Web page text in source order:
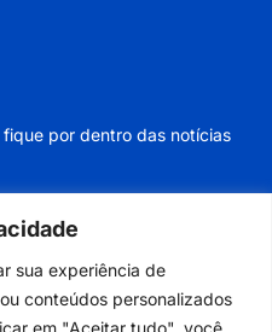
sua experiência de
conteúdos personalizados
em "Aceitar tudo", você
por dentro das notícias